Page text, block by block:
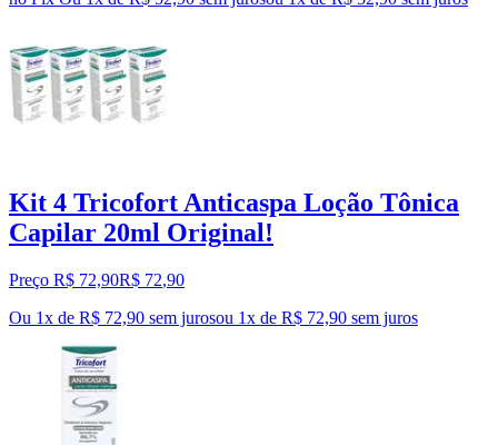
Kit 4 Tricofort Anticaspa Loção Tônica
Capilar 20ml Original!
Preço R$ 72,90R$ 72,90
Ou 1x de R$ 72,90 sem jurosou 1x de R$ 72,90 sem juros